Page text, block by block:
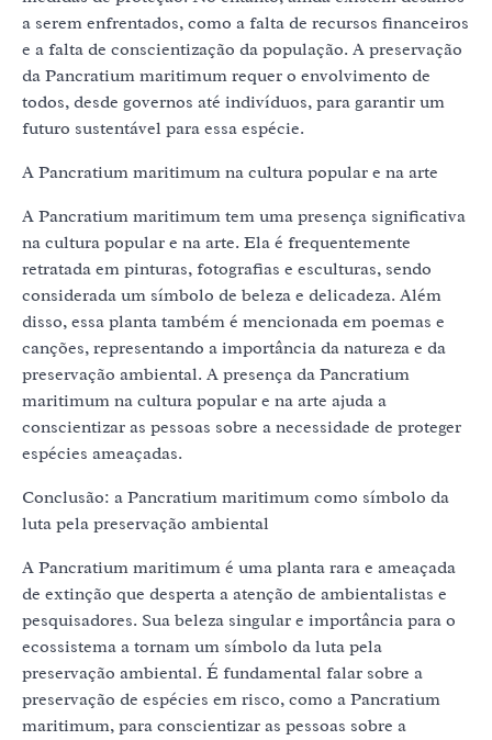
a serem enfrentados, como a falta de recursos financeiros
e a falta de conscientização da população. A preservação
da Pancratium maritimum requer o envolvimento de
todos, desde governos até indivíduos, para garantir um
futuro sustentável para essa espécie.
A Pancratium maritimum na cultura popular e na arte
A Pancratium maritimum tem uma presença significativa
na cultura popular e na arte. Ela é frequentemente
retratada em pinturas, fotografias e esculturas, sendo
considerada um símbolo de beleza e delicadeza. Além
disso, essa planta também é mencionada em poemas e
canções, representando a importância da natureza e da
preservação ambiental. A presença da Pancratium
maritimum na cultura popular e na arte ajuda a
conscientizar as pessoas sobre a necessidade de proteger
espécies ameaçadas.
Conclusão: a Pancratium maritimum como símbolo da
luta pela preservação ambiental
A Pancratium maritimum é uma planta rara e ameaçada
de extinção que desperta a atenção de ambientalistas e
pesquisadores. Sua beleza singular e importância para o
ecossistema a tornam um símbolo da luta pela
preservação ambiental. É fundamental falar sobre a
preservação de espécies em risco, como a Pancratium
maritimum, para conscientizar as pessoas sobre a